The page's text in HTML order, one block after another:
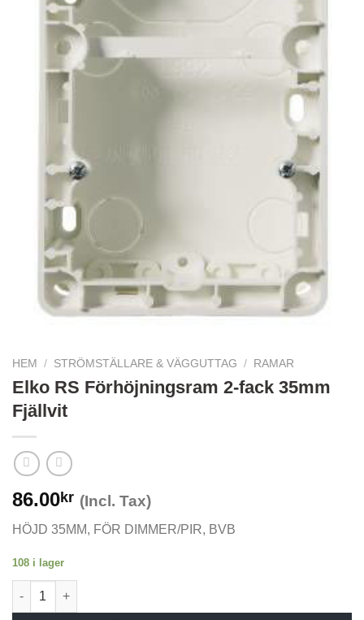
HEM / STRÖMSTÄLLARE & VÄGGUTTAG / RAMAR
Elko RS Förhöjningsram 2-fack 35mm
Fjällvit
86.00kr (Incl. Tax)
HÖJD 35MM, FÖR DIMMER/PIR, BVB
108 i lager
Elko RS Förhöjningsram 2-fack 35mm Fjällvit mängd